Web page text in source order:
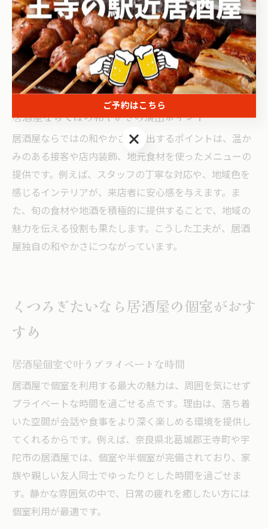
シー・快適な座席配置が求められます。特に、個室や掘
りごたつ席は周囲を気にせずくつろげるため人気です。
加えて、通路幅や照明の明るさ、空調の調整も重要な要
素です。これらの条件を備えた居酒屋を選ぶことで、誰
もが安心してゆっくりと過ごせる環境を実現できます。
居酒屋ならではの和やかさの演出ポイント
居酒屋ならではの和やかさを演出するポイントは、温か
みのある接客や店内装飾、地元食材を使ったメニューの
提供です。例えば、スタッフの丁寧な対応や、地域色を
感じるインテリアが、来店者に安心感を与えます。ま
た、旬の食材や地酒を積極的に提供することで、地域の
魅力を伝える役割も果たします。こうした工夫が、居酒
屋独自の和やかさにつながっています。
くつろぎたいなら居酒屋の個室がおす
すめ
居酒屋個室で叶うプライベートな時間
居酒屋で個室を利用する最大の魅力は、周囲を気にせず
プライベートな時間を過ごせる点です。理由は、落ち着
いた空間が会話や食事をより深く楽しめる環境を提供し
てくれるからです。例えば、奈良県北葛城郡王寺町や宇
陀市の居酒屋では、個室や半個室が完備されており、家
族や親しい友人同士でゆったりとした時間を過ごせま
す。静かな雰囲気の中で、日常の疲れを癒したい方には
個室利用が最適です。
ご予約はこちら
ご予約はこちら